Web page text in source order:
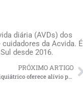
diária (AVDs) dos
da Acvida. É
desde 2016.
PRÓXIMO ARTIGO